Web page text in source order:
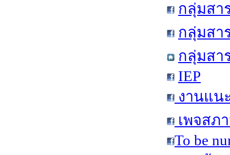
กลุ่มสา
กลุ่มสา
กลุ่มสา
IEP
งานแน
เพจสภ
To be